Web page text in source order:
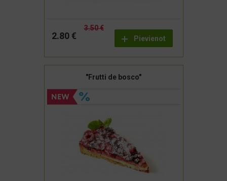
Pievienot
3.50 €
2.80 €
"Frutti de bosco"